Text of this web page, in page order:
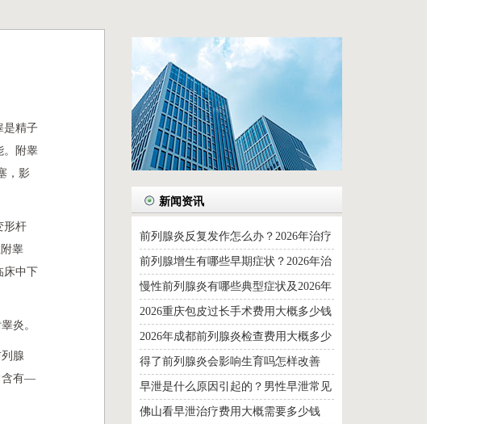
是精子
。附睾
，影
形杆
睾
床中下
炎。
腺
含有—
新闻资讯
前列腺炎反复发作怎么办？2026年治疗
费用与日常调理全解析
前列腺增生有哪些早期症状？2026年治
疗方法与日常调理建议
慢性前列腺炎有哪些典型症状及2026年
科学治疗方案详解
2026重庆包皮过长手术费用大概多少钱
2026年成都前列腺炎检查费用大概多少
钱
得了前列腺炎会影响生育吗怎样改善
早泄是什么原因引起的？男性早泄常见
病因详解
佛山看早泄治疗费用大概需要多少钱